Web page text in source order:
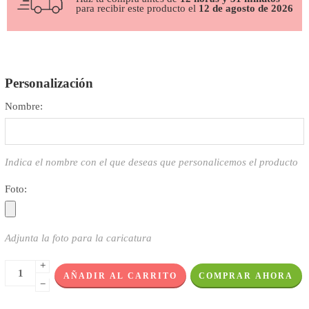
para recibir este producto el 12 de agosto de 2026
Personalización
Nombre:
Indica el nombre con el que deseas que personalicemos el producto
Foto:
Adjunta la foto para la caricatura
+
−
AÑADIR AL CARRITO COMPRAR AHORA